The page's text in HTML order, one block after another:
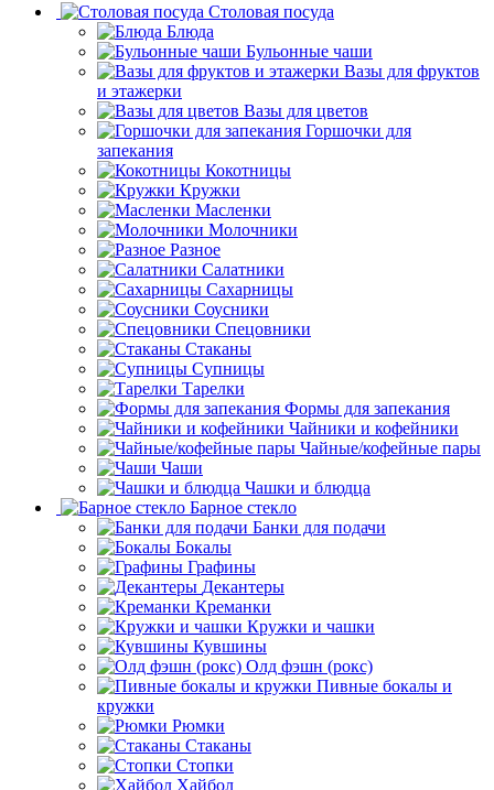
Столовая посуда
Блюда
Бульонные чаши
Вазы для фруктов
и этажерки
Вазы для цветов
Горшочки для
запекания
Кокотницы
Кружки
Масленки
Молочники
Разное
Салатники
Сахарницы
Соусники
Спецовники
Стаканы
Супницы
Тарелки
Формы для запекания
Чайники и кофейники
Чайные/кофейные пары
Чаши
Чашки и блюдца
Барное стекло
Банки для подачи
Бокалы
Графины
Декантеры
Креманки
Кружки и чашки
Кувшины
Олд фэшн (рокс)
Пивные бокалы и
кружки
Рюмки
Стаканы
Стопки
Хайбол